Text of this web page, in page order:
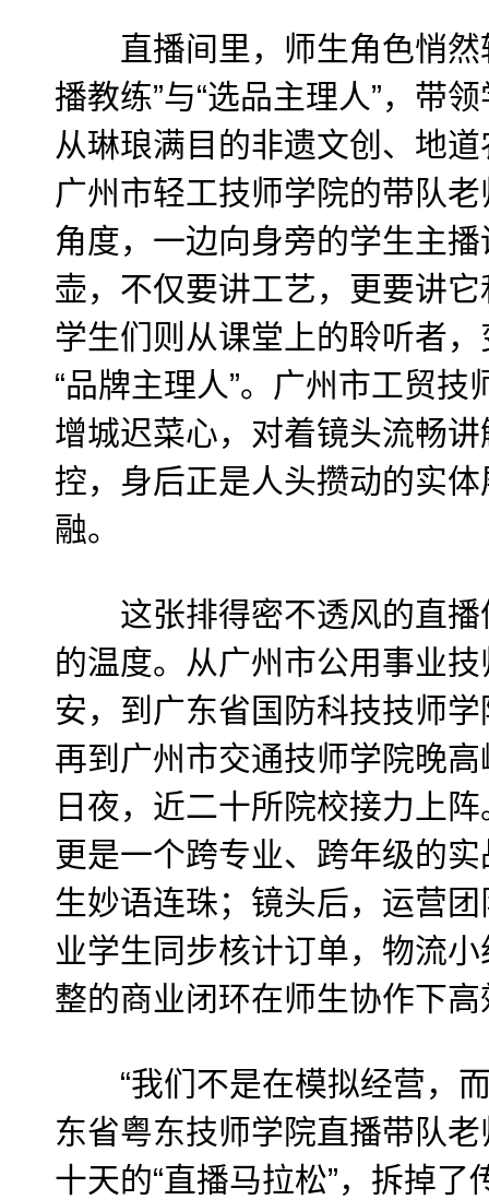
直播间里，师生角色悄然
播教练”与“选品主理人”，带
从琳琅满目的非遗文创、地道
广州市轻工技师学院的带队
角度，一边向身旁的学生主
壶，不仅要讲工艺，更要讲
学生们则从课堂上的聆听者
“品牌主理人”。广州市工贸
增城迟菜心，对着镜头流畅
控，身后正是人头攒动的实
融。
这张排得密不透风的直播
的温度。从广州市公用事业
安，到广东省国防科技技师
再到广州市交通技师学院晚
日夜，近二十所院校接力上
更是一个跨专业、跨年级的
生妙语连珠；镜头后，运营
业学生同步核计订单，物流
整的商业闭环在师生协作下
“我们不是在模拟经营，而
东省粤东技师学院直播带队
十天的“直播马拉松”，拆掉